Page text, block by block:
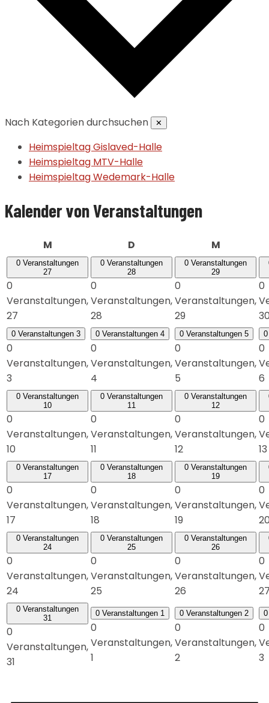
Nach Kategorien durchsuchen ✕
Heimspieltag Gislaved-Halle
Heimspieltag MTV-Halle
Heimspieltag Wedemark-Halle
Kalender von Veranstaltungen
MMontag D MMittwoch
0 Veranstaltungen
27
0
Veranstaltungen,
27
0 Veranstaltungen
28
0
Veranstaltungen,
28
0 Veranstaltungen
29
0
Veranstaltungen,
29
0
0 Veranstaltungen 3
0
Veranstaltungen,
3
0 Veranstaltungen 4
0
Veranstaltungen,
4
0 Veranstaltungen 5
0
Veranstaltungen,
5
0
6
0 Veranstaltungen
10
0
Veranstaltungen,
10
0 Veranstaltungen
11
0
Veranstaltungen,
11
0 Veranstaltungen
12
0
Veranstaltungen,
12
0
13
0 Veranstaltungen
17
0
Veranstaltungen,
17
0 Veranstaltungen
18
0
Veranstaltungen,
18
0 Veranstaltungen
19
0
Veranstaltungen,
19
0
0 Veranstaltungen
24
0
Veranstaltungen,
24
0 Veranstaltungen
25
0
Veranstaltungen,
25
0 Veranstaltungen
26
0
Veranstaltungen,
26
0
0 Veranstaltungen
31
0
Veranstaltungen,
31
0 Veranstaltungen 1
0
Veranstaltungen,
1
0 Veranstaltungen 2
0
Veranstaltungen,
2
0
3